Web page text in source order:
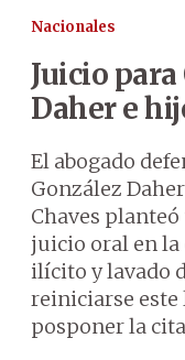
Nacionales
Juicio para
Daher e
El abogado
González
Chaves
juicio oral en
ilícito y lavado
reiniciarse
posponer la